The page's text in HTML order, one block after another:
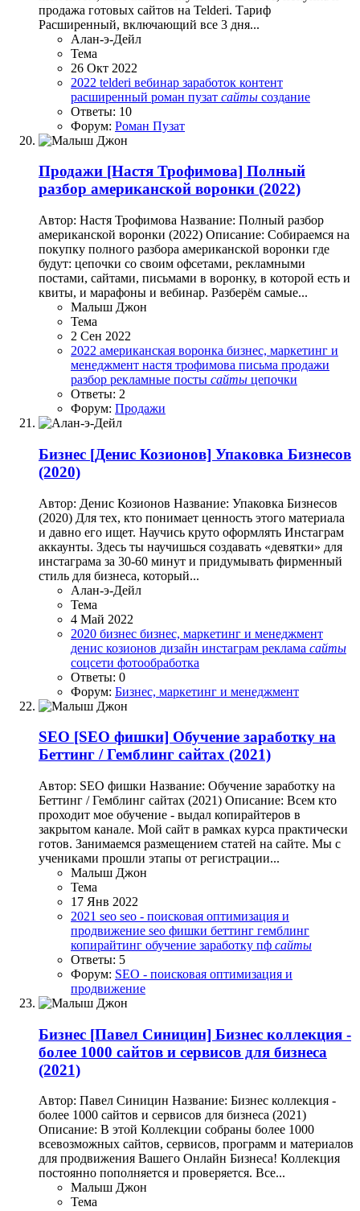
продажа готовых сайтов на Telderi. Тариф
Расширенный, включающий все 3 дня...
Алан-э-Дейл
Тема
26 Окт 2022
2022 telderi вебинар заработок контент
расширенный роман пузат сайты создание
Ответы: 10
Форум: Роман Пузат
Продажи [Настя Трофимова] Полный
разбор американской воронки (2022)
Автор: Настя Трофимова Название: Полный разбор
американской воронки (2022) Описание: Собираемся на
покупку полного разбора американской воронки где
будут: цепочки со своим офсетами, рекламными
постами, сайтами, письмами в воронку, в которой есть и
квиты, и марафоны и вебинар. Разберём самые...
Малыш Джон
Тема
2 Сен 2022
2022 американская воронка бизнес, маркетинг и
менеджмент настя трофимова письма продажи
разбор рекламные посты сайты цепочки
Ответы: 2
Форум: Продажи
Бизнес [Денис Козионов] Упаковка Бизнесов
(2020)
Автор: Денис Козионов Название: Упаковка Бизнесов
(2020) Для тех, кто понимает ценность этого материала
и давно его ищет. Научись круто оформлять Инстаграм
аккаунты. Здесь ты научишься создавать «девятки» для
инстаграма за 30-60 минут и придумывать фирменный
стиль для бизнеса, который...
Алан-э-Дейл
Тема
4 Май 2022
2020 бизнес бизнес, маркетинг и менеджмент
денис козионов дизайн инстаграм реклама сайты
соцсети фотообработка
Ответы: 0
Форум: Бизнес, маркетинг и менеджмент
SEO [SEO фишки] Обучение заработку на
Беттинг / Гемблинг сайтах (2021)
Автор: SEO фишки Название: Обучение заработку на
Беттинг / Гемблинг сайтах (2021) Описание: Всем кто
проходит мое обучение - выдал копирайтеров в
закрытом канале. Мой сайт в рамках курса практически
готов. Занимаемся размещением статей на сайте. Мы с
учениками прошли этапы от регистрации...
Малыш Джон
Тема
17 Янв 2022
2021 seo seo - поисковая оптимизация и
продвижение seo фишки беттинг гемблинг
копирайтинг обучение заработку пф сайты
Ответы: 5
Форум: SEO - поисковая оптимизация и
продвижение
Бизнес [Павел Синицин] Бизнес коллекция -
более 1000 сайтов и сервисов для бизнеса
(2021)
Автор: Павел Синицин Название: Бизнес коллекция -
более 1000 сайтов и сервисов для бизнеса (2021)
Описание: В этой Коллекции собраны более 1000
всевозможных сайтов, сервисов, программ и материалов
для продвижения Вашего Онлайн Бизнеса! Коллекция
постоянно пополняется и проверяется. Все...
Малыш Джон
Тема